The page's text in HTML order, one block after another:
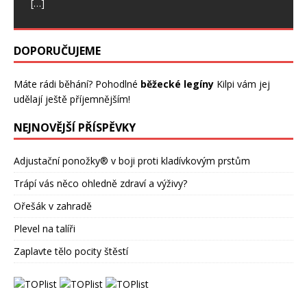
[…]
DOPORUČUJEME
Máte rádi běhání? Pohodlné běžecké legíny Kilpi vám jej
udělají ještě příjemnějším!
NEJNOVĚJŠÍ PŘÍSPĚVKY
Adjustační ponožky® v boji proti kladívkovým prstům
Trápí vás něco ohledně zdraví a výživy?
Ořešák v zahradě
Plevel na talíři
Zaplavte tělo pocity štěstí